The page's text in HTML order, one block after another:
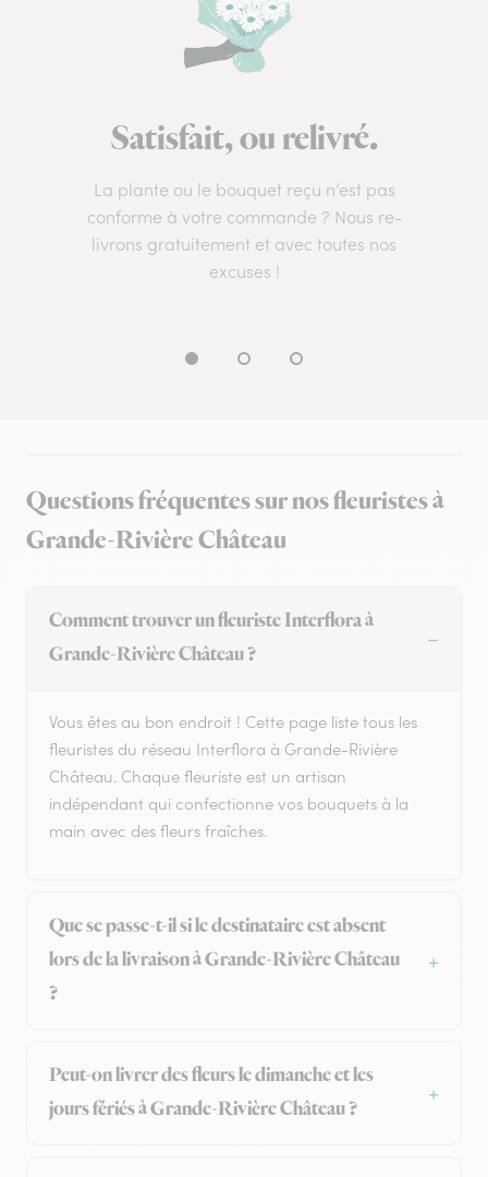
Satisfait, ou relivré.
La plante ou le bouquet reçu n’est pas
conforme à votre commande ? Nous re-
livrons gratuitement et avec toutes nos
excuses !
Questions fréquentes sur nos fleuristes à
Grande-Rivière Château
Comment trouver un fleuriste Interflora à
Grande-Rivière Château ?
Vous êtes au bon endroit ! Cette page liste tous les
fleuristes du réseau Interflora à Grande-Rivière
Château. Chaque fleuriste est un artisan
indépendant qui confectionne vos bouquets à la
main avec des fleurs fraîches.
Que se passe-t-il si le destinataire est absent
lors de la livraison à Grande-Rivière Château
?
Peut-on livrer des fleurs le dimanche et les
jours fériés à Grande-Rivière Château ?